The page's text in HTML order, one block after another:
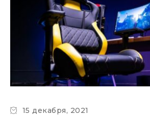
15 декабря, 2021